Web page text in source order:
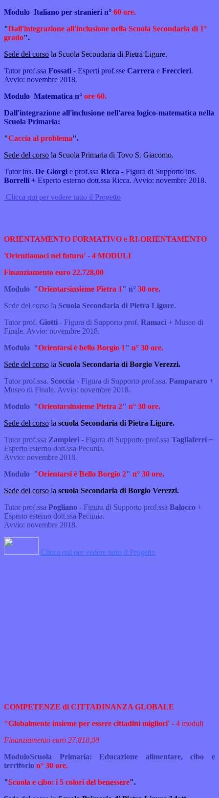
Modulo Italiano per stranieri n° 60 ore.
"Dall'integrazione all'inclusione nella Scuola Secondaria di 1°
grado".
Sede del corso la Scuola Secondaria di Pietra Ligure.
Tutor prof.ssa Fossati - Esperti prof.sse Carrera e Freccieri.
Avvio: novembre 2018.
Modulo Matematica n° ore 60.
Dall'integrazione all'inclusione nell'area logico-matematica nella
Scuola Primaria:
"Caccia al problema".
Sede del corso la Scuola Primaria di Tovo S. Giacomo.
Tutor ins. De Giorgi e prof.ssa Ricca - Figura di Supporto ins.
Borrelli + Esperto esterno dott.ssa Ricca. Avvio: novembre 2018.
Clicca qui per vedere tutto il Progetto
ORIENTAMENTO FORMATIVO e RI-ORIENTAMENTO
'Orientiamoci nel futuro' - 4 MODULI
Finanziamento euro 22.728,00
Modulo "Orientarsinsieme Pietra 1 " n° 30 ore.
Sede del corso la Scuola Secondaria di Pietra Ligure.
Tutor prof. Giotti - Figura di Supporto prof. Ramaci + Museo di
Finale. Avvio: novembre 2018.
Modulo "Orientarsi è bello Borgio 1 " n° 30 ore.
Sede del corso la Scuola Secondaria di Borgio Verezzi.
Tutor prof.ssa. Scoccia - Figura di Supporto prof.ssa. Pampararo +
Museo di Finale. Avvio: novembre 2018.
Modulo "Orientarsinsieme Pietra 2" n° 30 ore.
Sede del corso la scuola Secondaria di Pietra Ligure.
Tutor prof.ssa Zampieri - Figura di Supporto prof.ssa Tagliaferri +
Esperto esterno dott.ssa Pecunia.
Avvio: novembre 2018.
Modulo "Orientarsi è Bello Borgio 2" n° 30 ore.
Sede del corso la scuola Secondaria di Borgio Verezzi.
Tutor prof.ssa Pogliano - Figura di Supporto prof.ssa Balocco +
Esperto esterno dott.ssa Pecunia.
Avvio: novembre 2018.
Clicca qui per vedere tutto il Progetto
COMPETENZE di CITTADINANZA GLOBALE
"Globalmente insieme per essere cittadini migliori' - 4 moduli
Finanziamento euro 27.810,00
ModuloScuola Primaria:Educazione alimentare, cibo e
territorio n° 30 ore.
"Scuola e cibo: i 5 colori del benessere".